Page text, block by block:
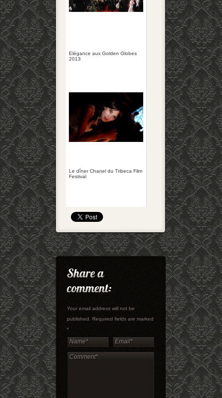
Elégance aux Golden Globes
2013
Le dîner Chanel du Tribeca Film
Festival
Your email address will not be
published. Required fields are marked
*